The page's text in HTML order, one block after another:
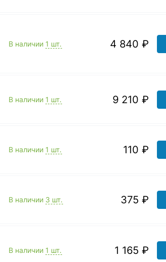
В наличии 1 шт. 4 840 ₽
В наличии 1 шт. 9 210 ₽
В наличии 1 шт. 110 ₽
В наличии 3 шт. 375 ₽
В наличии 1 шт. 1 165 ₽